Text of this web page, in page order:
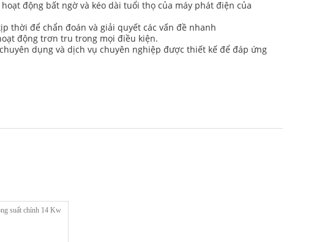
động bất ngờ và kéo dài tuổi thọ của máy phát điện của
thời để chẩn đoán và giải quyết các vấn đề nhanh
động trơn tru trong mọi điều kiện.
dụng và dịch vụ chuyên nghiệp được thiết kế để đáp ứng